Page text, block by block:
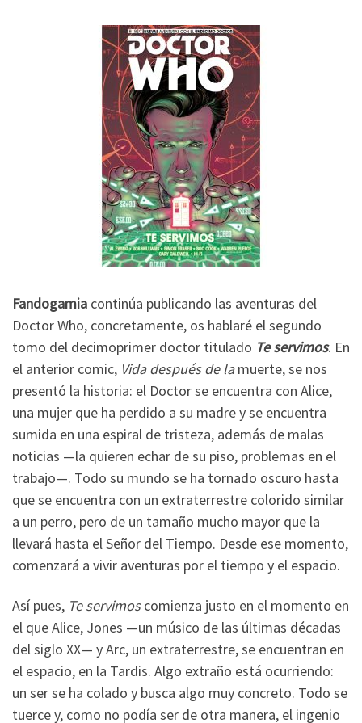
Fandogamia continúa publicando las aventuras del
Doctor Who, concretamente, os hablaré el segundo
tomo del decimoprimer doctor titulado Te servimos. En
el anterior comic, Vida después de lamuerte, se nos
presentó la historia: el Doctor se encuentra con Alice,
una mujer que ha perdido a su madre y se encuentra
sumida en una espiral de tristeza, además de malas
noticias —la quieren echar de su piso, problemas en el
trabajo—. Todo su mundo se ha tornado oscuro hasta
que se encuentra con un extraterrestre colorido similar
a un perro, pero de un tamaño mucho mayor que la
llevará hasta el Señor del Tiempo. Desde ese momento,
comenzará a vivir aventuras por el tiempo y el espacio.
Así pues, Te servimoscomienza justo en el momento en
el que Alice, Jones —un músico de las últimas décadas
del siglo XX— y Arc, un extraterrestre, se encuentran en
el espacio, en la Tardis. Algo extraño está ocurriendo:
un ser se ha colado y busca algo muy concreto. Todo se
tuerce y, como no podía ser de otra manera, el ingenio